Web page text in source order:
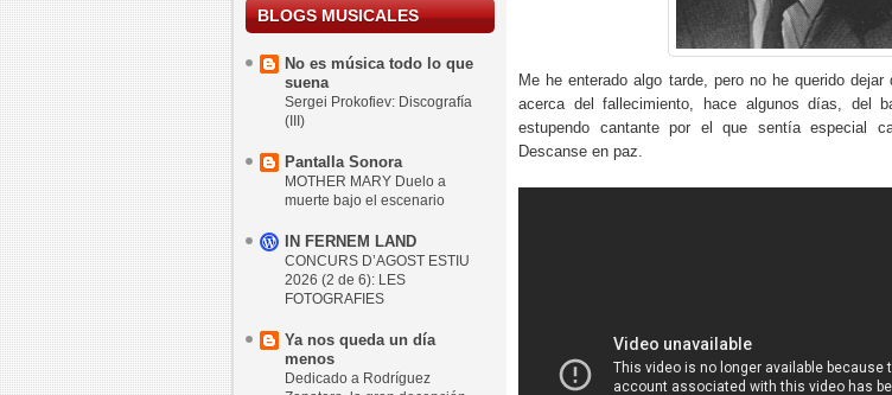
BLOGS MUSICALES
No es música todo lo que
suena
Sergei Prokofiev: Discografía
(III)
Pantalla Sonora
MOTHER MARY Duelo a
muerte bajo el escenario
IN FERNEM LAND
CONCURS D’AGOST ESTIU
2026 (2 de 6): LES
FOTOGRAFIES
Ya nos queda un día
menos
Dedicado a Rodríguez
Me he enterado algo tarde, pero no he querido
acerca del fallecimiento, hace algunos días, del
estupendo cantante por el que sentía especial
Descanse en paz.